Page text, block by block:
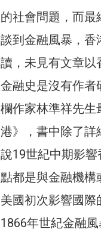
的社會問題，而最
談到金融風暴，香
讀，未見有文章以
金融史是沒有作者
欄作家林準祥先
港》，書中除了詳
說19世紀中期影
點都是與金融機構
美國初次影響國
1866年世紀金融